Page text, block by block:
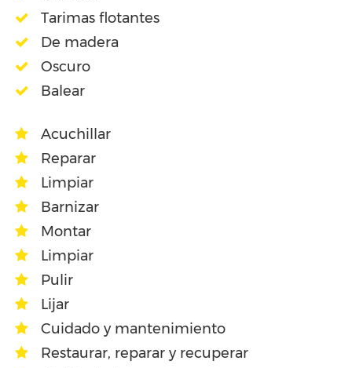
Tarimas flotantes
De madera
Oscuro
Balear
Acuchillar
Reparar
Limpiar
Barnizar
Montar
Limpiar
Pulir
Lijar
Cuidado y mantenimiento
Restaurar, reparar y recuperar